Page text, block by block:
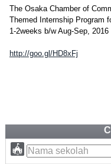
The Osaka Chamber of
Themed Internship Program
1-2weeks b/w Aug-Sep, 2016
http://goo.gl/HD8xFj